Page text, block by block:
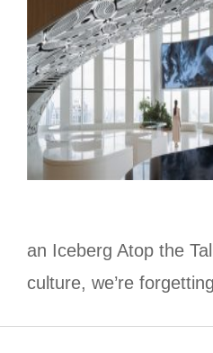
an Iceberg Atop the
culture, we’re